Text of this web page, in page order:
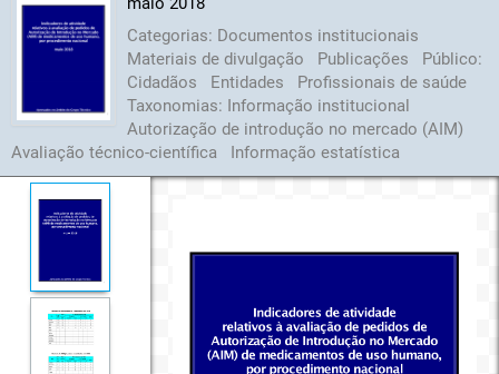
Categorias: Documentos institucionais
Materiais de divulgação
Publicações
Público:
Cidadãos
Entidades
Profissionais de saúde
Taxonomias: Informação institucional
Autorização de introdução no mercado (AIM)
Avaliação técnico-científica
Informação estatística